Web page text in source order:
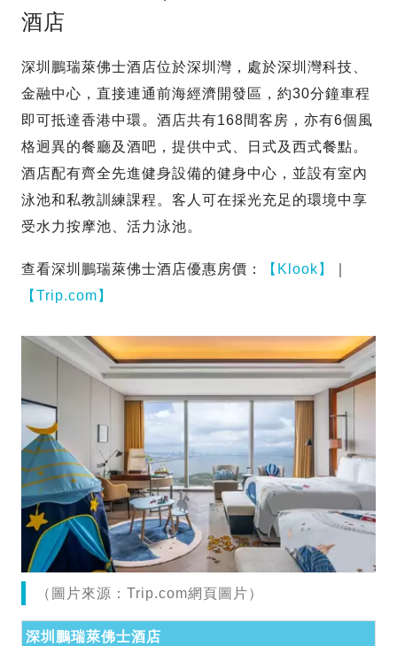
酒店
深圳鵬瑞萊佛士酒店位於深圳灣，處於深圳灣科技、
金融中心，直接連通前海經濟開發區，約30分鐘車程
即可抵達香港中環。酒店共有168間客房，亦有6個風
格迥異的餐廳及酒吧，提供中式、日式及西式餐點。
酒店配有齊全先進健身設備的健身中心，並設有室內
泳池和私教訓練課程。客人可在採光充足的環境中享
受水力按摩池、活力泳池。
查看深圳鵬瑞萊佛士酒店優惠房價： 【Klook】
【Trip.com】
（圖片來源：Trip.com網頁圖片）
深圳鵬瑞萊佛士酒店